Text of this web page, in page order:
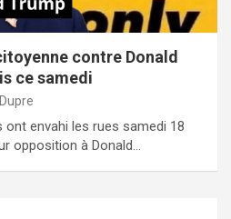
contre Donald
ce samedi
ont envahi les rues samedi 18
opposition à Donald…